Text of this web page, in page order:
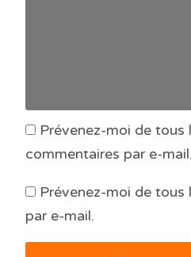
Prévenez-moi de tous
commentaires par e-mail.
Prévenez-moi de tous
par e-mail.